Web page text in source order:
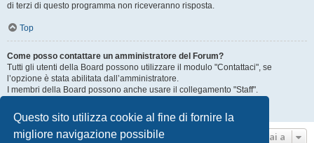
Questo sito utilizza cookie al fine di fornire la
migliore navigazione possibile
di terzi di questo programma non riceveranno risposta.
Top
Come posso contattare un amministratore del Forum?
Tutti gli utenti della Board possono utilizzare il modulo "Contattaci", se
l’opzione è stata abilitata dall’amministratore.
I membri della Board possono anche usare il collegamento "Staff".
Top
Vai a